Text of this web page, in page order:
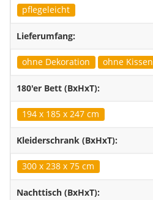
pflegeleicht
Lieferumfang:
ohne Dekoration ohne Kissen
180'er Bett (BxHxT):
194 x 185 x 247 cm
Kleiderschrank (BxHxT):
300 x 238 x 75 cm
Nachttisch (BxHxT):